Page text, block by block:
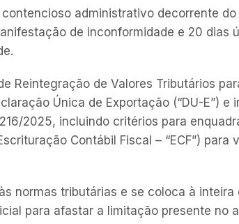
administrativo decorrente
de inconformidade e 20 dias
Reintegração de Valores Tributários
Única de Exportação (“DU-E”) e
2025, incluindo critérios para
Contábil Fiscal – “ECF”) para
normas tributárias e se coloca à inteira
para afastar a limitação presente no